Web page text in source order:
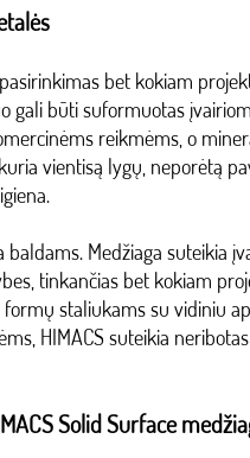
bet kokiam
gali būti suformuotas
reikmėms, o
vientisą lygų, neporėtą
Medžiaga suteikia
tinkančias bet kokiam
staliukams su vidiniu
HIMACS suteikia
Solid Surface